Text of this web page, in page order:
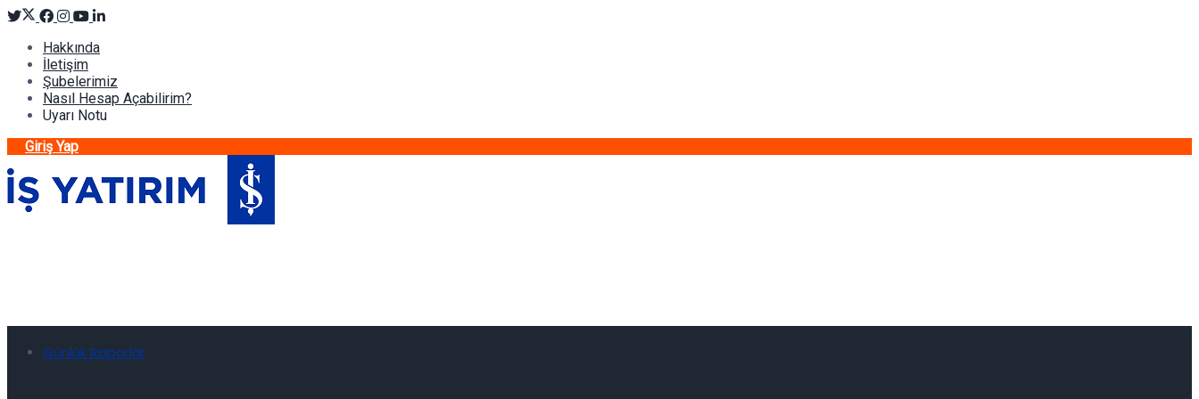
Hakkında
İletişim
Şubelerimiz
Nasıl Hesap Açabilirim?
Uyarı Notu
Giriş Yap
Günlük Raporlar